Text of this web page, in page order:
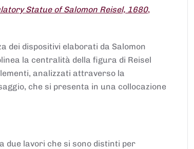
Statue of Salomon Reisel, 1680,
dei dispositivi elaborati da Salomon
la centralità della figura di Reisel
analizzati attraverso la
che si presenta in una collocazione
due lavori che si sono distinti per